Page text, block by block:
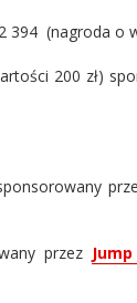
394 (nagroda o
200 zł)
przez